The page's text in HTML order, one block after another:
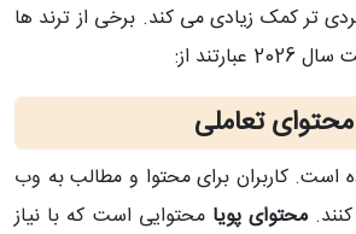
تر کمک زیادی می کند. برخی از ترند ها
از:
تعاملی
است. کاربران برای محتوا و مطالب به وب
محتوای پویا محتوایی است که با نیاز